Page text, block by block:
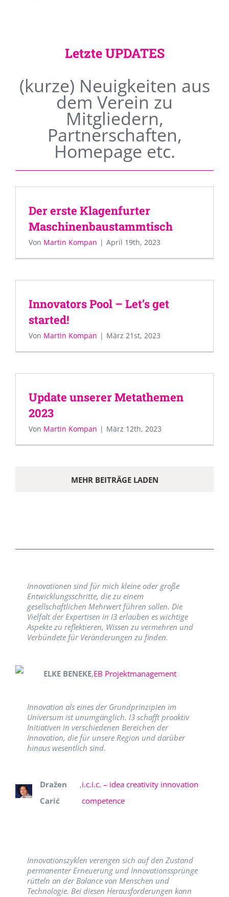
Letzte UPDATES
(kurze) Neuigkeiten aus
dem Verein zu
Mitgliedern,
Partnerschaften,
Homepage etc.
Der erste Klagenfurter
Maschinenbaustammtisch
Von Martin Kompan | April 19th, 2023
Innovators Pool – Let’s get
started!
Von Martin Kompan | März 21st, 2023
Update unserer Metathemen
2023
Von Martin Kompan | März 12th, 2023
MEHR BEITRÄGE LADEN
Innovationen sind für mich kleine oder große
Entwicklungsschritte, die zu einem
gesellschaftlichen Mehrwert führen sollen. Die
Vielfalt der Expertisen in I3 erlauben es wichtige
Aspekte zu reflektieren, Wissen zu vermehren und
Verbündete für Veränderungen zu finden.
ELKE BENEKE,EB Projektmanagement
Innovation als eines der Grundprinzipien im
Universum ist unumgänglich. I3 schafft proaktiv
Initiativen in verschiedenen Bereichen der
Innovation, die für unsere Region und darüber
hinaus wesentlich sind.
Dražen
Carić
,i.c.i.c. – idea creativity innovation
competence
Innovationszyklen verengen sich auf den Zustand
permanenter Erneuerung und Innovationssprünge
rütteln an der Balance von Menschen und
Technologie. Bei diesen Herausforderungen kann